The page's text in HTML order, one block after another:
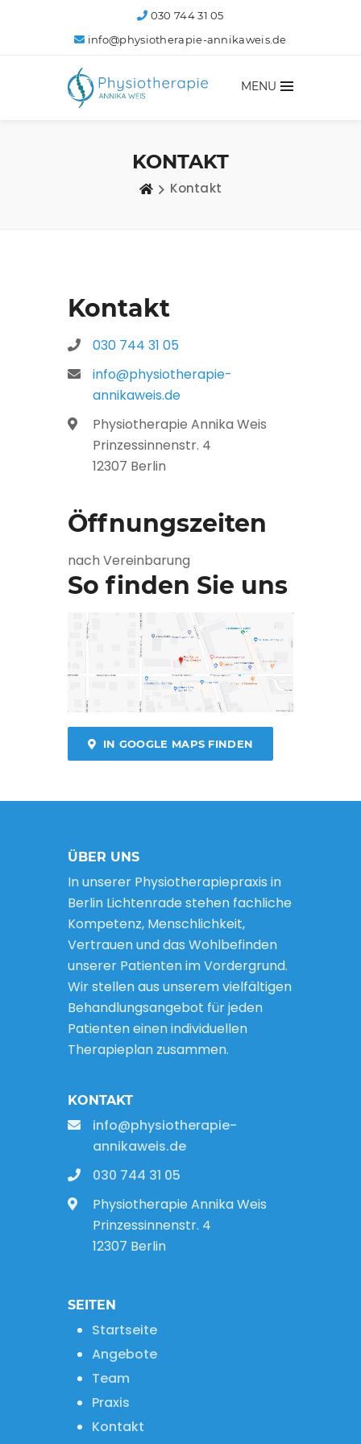
030 744 31 05
info@physiotherapie-annikaweis.de
MENU
KONTAKT
Kontakt
Kontakt
030 744 31 05
info@physiotherapie-
annikaweis.de
Physiotherapie Annika Weis
Prinzessinnenstr. 4
12307 Berlin
Öffnungszeiten
nach Vereinbarung
So finden Sie uns
IN GOOGLE MAPS FINDEN
ÜBER UNS
In unserer Physiotherapiepraxis in
Berlin Lichtenrade stehen fachliche
Kompetenz, Menschlichkeit,
Vertrauen und das Wohlbefinden
unserer Patienten im Vordergrund.
Wir stellen aus unserem vielfältigen
Behandlungsangebot für jeden
Patienten einen individuellen
Therapieplan zusammen.
KONTAKT
info@physiotherapie-
annikaweis.de
030 744 31 05
Physiotherapie Annika Weis
Prinzessinnenstr. 4
12307 Berlin
SEITEN
Startseite
Angebote
Team
Praxis
Kontakt